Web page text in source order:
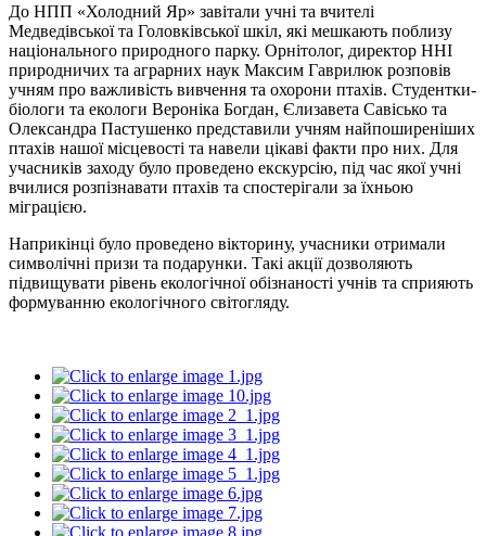
До НПП «Холодний Яр» завітали учні та вчителі
Медведівської та Головківської шкіл, які мешкають поблизу
національного природного парку. Орнітолог, директор ННІ
природничих та аграрних наук Максим Гаврилюк розповів
учням про важливість вивчення та охорони птахів. Студентки-
біологи та екологи Вероніка Богдан, Єлизавета Савісько та
Олександра Пастушенко представили учням найпоширеніших
птахів нашої місцевості та навели цікаві факти про них. Для
учасників заходу було проведено екскурсію, під час якої учні
вчилися розпізнавати птахів та спостерігали за їхньою
міграцією.
Наприкінці було проведено вікторину, учасники отримали
символічні призи та подарунки. Такі акції дозволяють
підвищувати рівень екологічної обізнаності учнів та сприяють
формуванню екологічного світогляду.